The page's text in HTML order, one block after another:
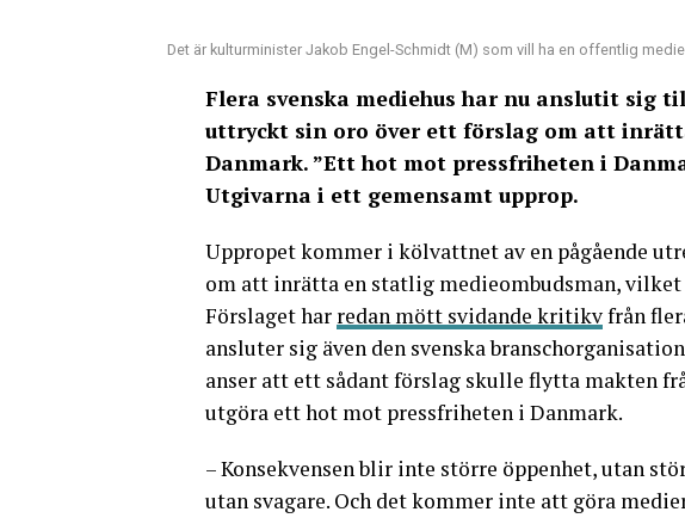
Det är kulturminister Jakob Engel-Schmidt (M) som vill ha en offentlig
Flera svenska mediehus har nu anslutit sig
uttryckt sin oro över ett förslag om att
Danmark. ”Ett hot mot pressfriheten i
Utgivarna i ett gemensamt upprop.
Uppropet kommer i kölvattnet av en pågående
om att inrätta en statlig medieombudsman, vilket
Förslaget har redan mött svidande kritikvfrån
ansluter sig även den svenska
anser att ett sådant förslag skulle flytta makten
utgöra ett hot mot pressfriheten i Danmark.
– Konsekvensen blir inte större öppenhet, utan
utan svagare. Och det kommer inte att göra